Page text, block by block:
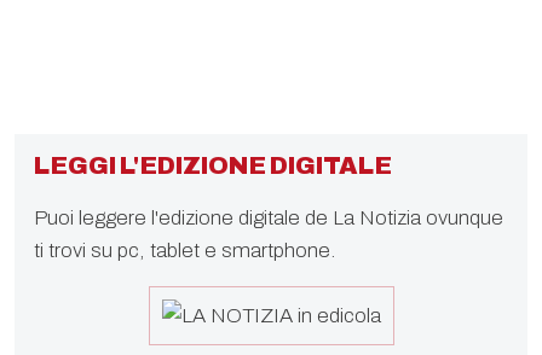
LEGGI L'EDIZIONE DIGITALE
Puoi leggere l'edizione digitale de La Notizia ovunque
ti trovi su pc, tablet e smartphone.